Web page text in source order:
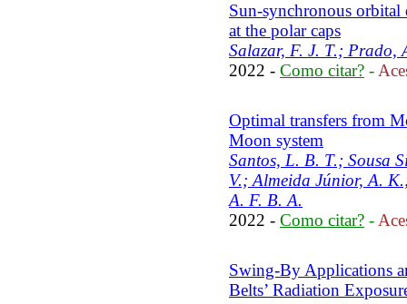
Sun-synchronous orbital
at the polar caps
Salazar, F. J. T.; Prado,
2022 - Como citar? -
Optimal transfers from
Moon system
Santos, L. B. T.; Sousa
V.; Almeida Júnior, A.
A. F. B. A.
2022 - Como citar? -
Swing-By Applications
Belts’ Radiation